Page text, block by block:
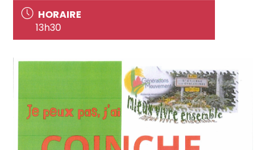
HORAIRE
13h30